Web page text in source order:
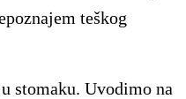
teškog
stomaku. Uvodimo na